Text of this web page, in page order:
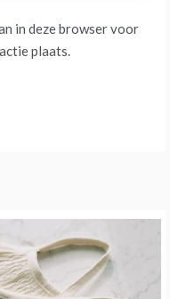
in deze browser voor
plaats.